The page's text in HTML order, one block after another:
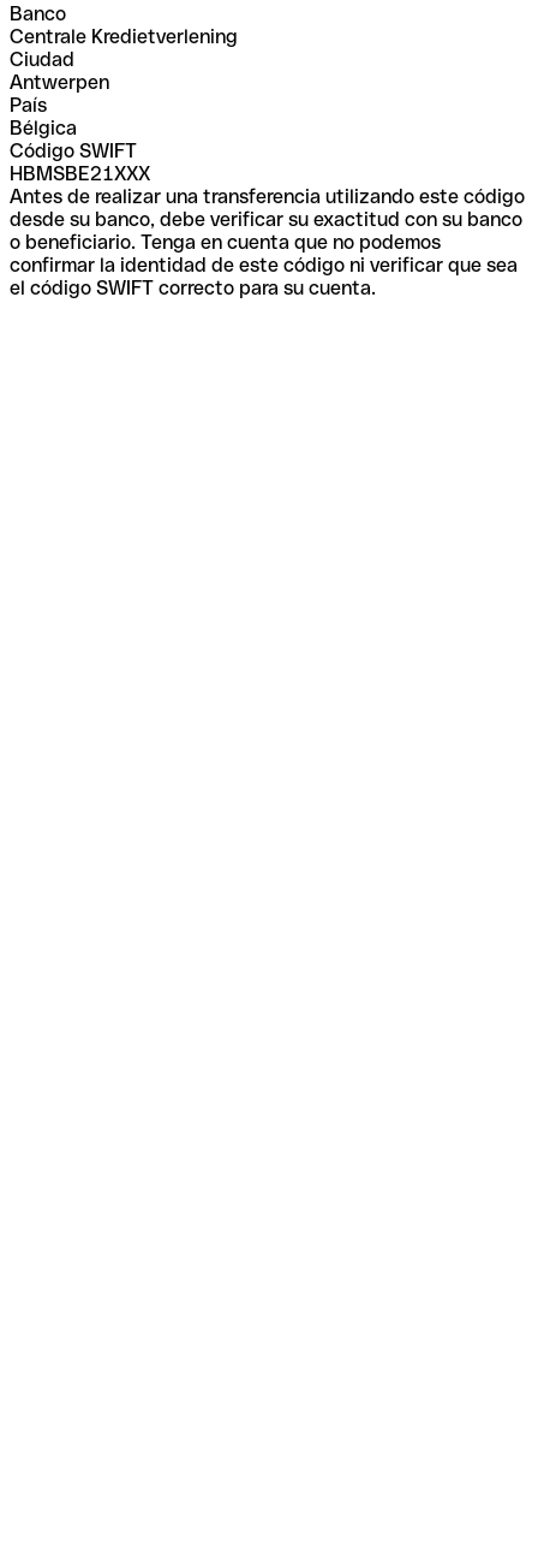
Banco
Centrale Kredietverlening
Ciudad
Antwerpen
País
Bélgica
Código SWIFT
HBMSBE21XXX
Antes de realizar una transferencia utilizando este código
desde su banco, debe verificar su exactitud con su banco
o beneficiario. Tenga en cuenta que no podemos
confirmar la identidad de este código ni verificar que sea
el código SWIFT correcto para su cuenta.